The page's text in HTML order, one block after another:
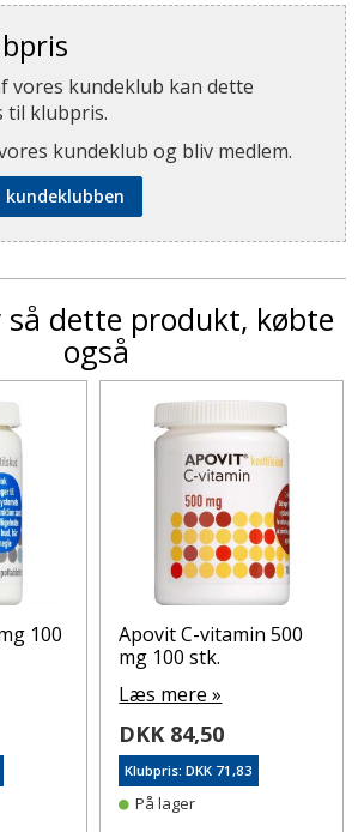
vores kundeklub kan dette
til klubpris.
kundeklub og bliv medlem.
så dette produkt, købte
også
100
Apovit C-vitamin 500
mg 100 stk.
Læs mere »
DKK 84,50
Klubpris: DKK 71,83
På lager